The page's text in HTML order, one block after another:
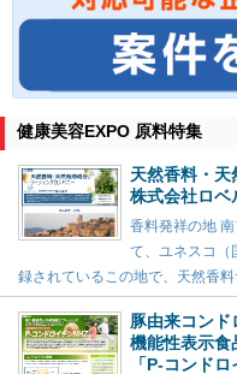
健康美容EXPO 原料特集
天然香料・
株式会社ロベ
香料発祥の地
て、ユネスコ（
録されているこの地で、天然香料
豚由来コンド
機能性表示食
「P-コンドロ